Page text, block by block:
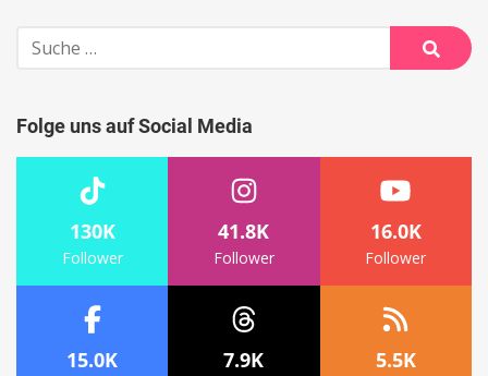
Suche
nach:
Suche
Folge uns auf Social Media
130K
Follower
41.8K
Follower
16.0K
Follower
15.0K 7.9K 5.5K